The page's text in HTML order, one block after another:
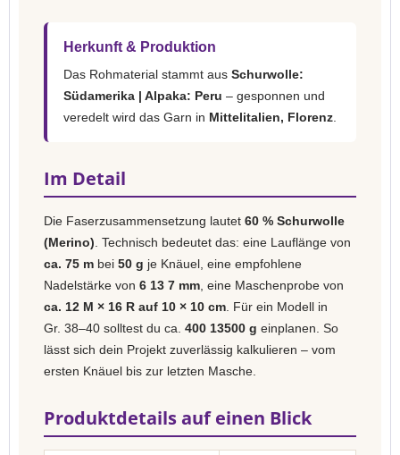
Herkunft & Produktion
Das Rohmaterial stammt aus Schurwolle:
Südamerika | Alpaka: Peru – gesponnen und
veredelt wird das Garn in Mittelitalien, Florenz
Im Detail
Die Faserzusammensetzung lautet 60 % Schurwolle
(Merino) . Technisch bedeutet das: eine Lauflänge von
ca. 75 m bei 50 g je Knäuel, eine empfohlene
Nadelstärke von 6 13 7 mm , eine Maschenprobe von
ca. 12 M × 16 R auf 10 × 10 cm . Für ein Modell in
Gr. 38–40 solltest du ca. 400 13500 g einplanen. So
lässt sich dein Projekt zuverlässig kalkulieren – vom
ersten Knäuel bis zur letzten Masche.
Produktdetails auf einen Blick